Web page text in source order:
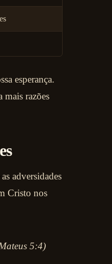
esperança.
mais razões
adversidades
Cristo nos
5:4)